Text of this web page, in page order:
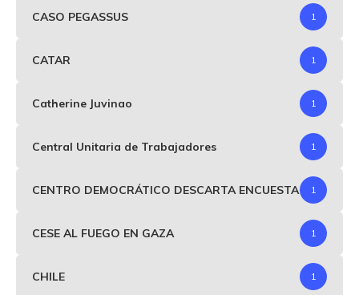
CASO PEGASSUS 1
CATAR 1
Catherine Juvinao 1
Central Unitaria de Trabajadores 1
CENTRO DEMOCRÁTICO DESCARTA ENCUESTA 1
CESE AL FUEGO EN GAZA 1
CHILE 1